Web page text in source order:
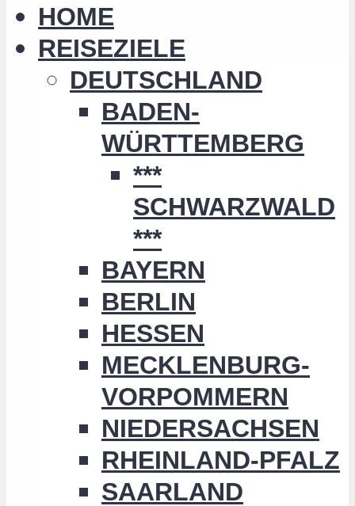
HOME
REISEZIELE
DEUTSCHLAND
BADEN-
WÜRTTEMBERG
***
SCHWARZWALD
***
BAYERN
BERLIN
HESSEN
MECKLENBURG-
VORPOMMERN
NIEDERSACHSEN
RHEINLAND-PFALZ
SAARLAND